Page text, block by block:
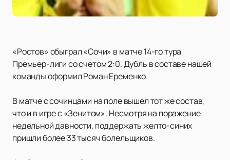
«Ростов» обыграл «Сочи» в матче 14-го тура
Премьер-лиги со счетом 2:0. Дубль в составе нашей
команды оформил Роман Еременко.
В матче с сочинцами на поле вышел тот же состав,
что и в игре с «Зенитом». Несмотря на поражение
недельной давности, поддержать желто-синих
пришли более 33 тысяч болельщиков.